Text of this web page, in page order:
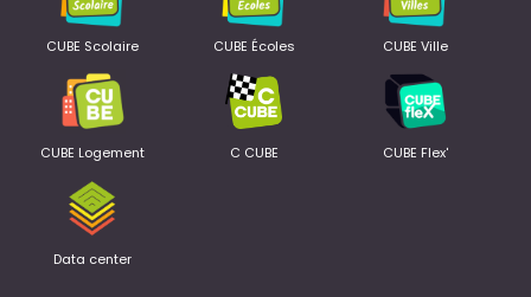
CUBE Scolaire CUBE Écoles CUBE Ville
CUBE Logement C CUBE CUBE Flex'
Data center